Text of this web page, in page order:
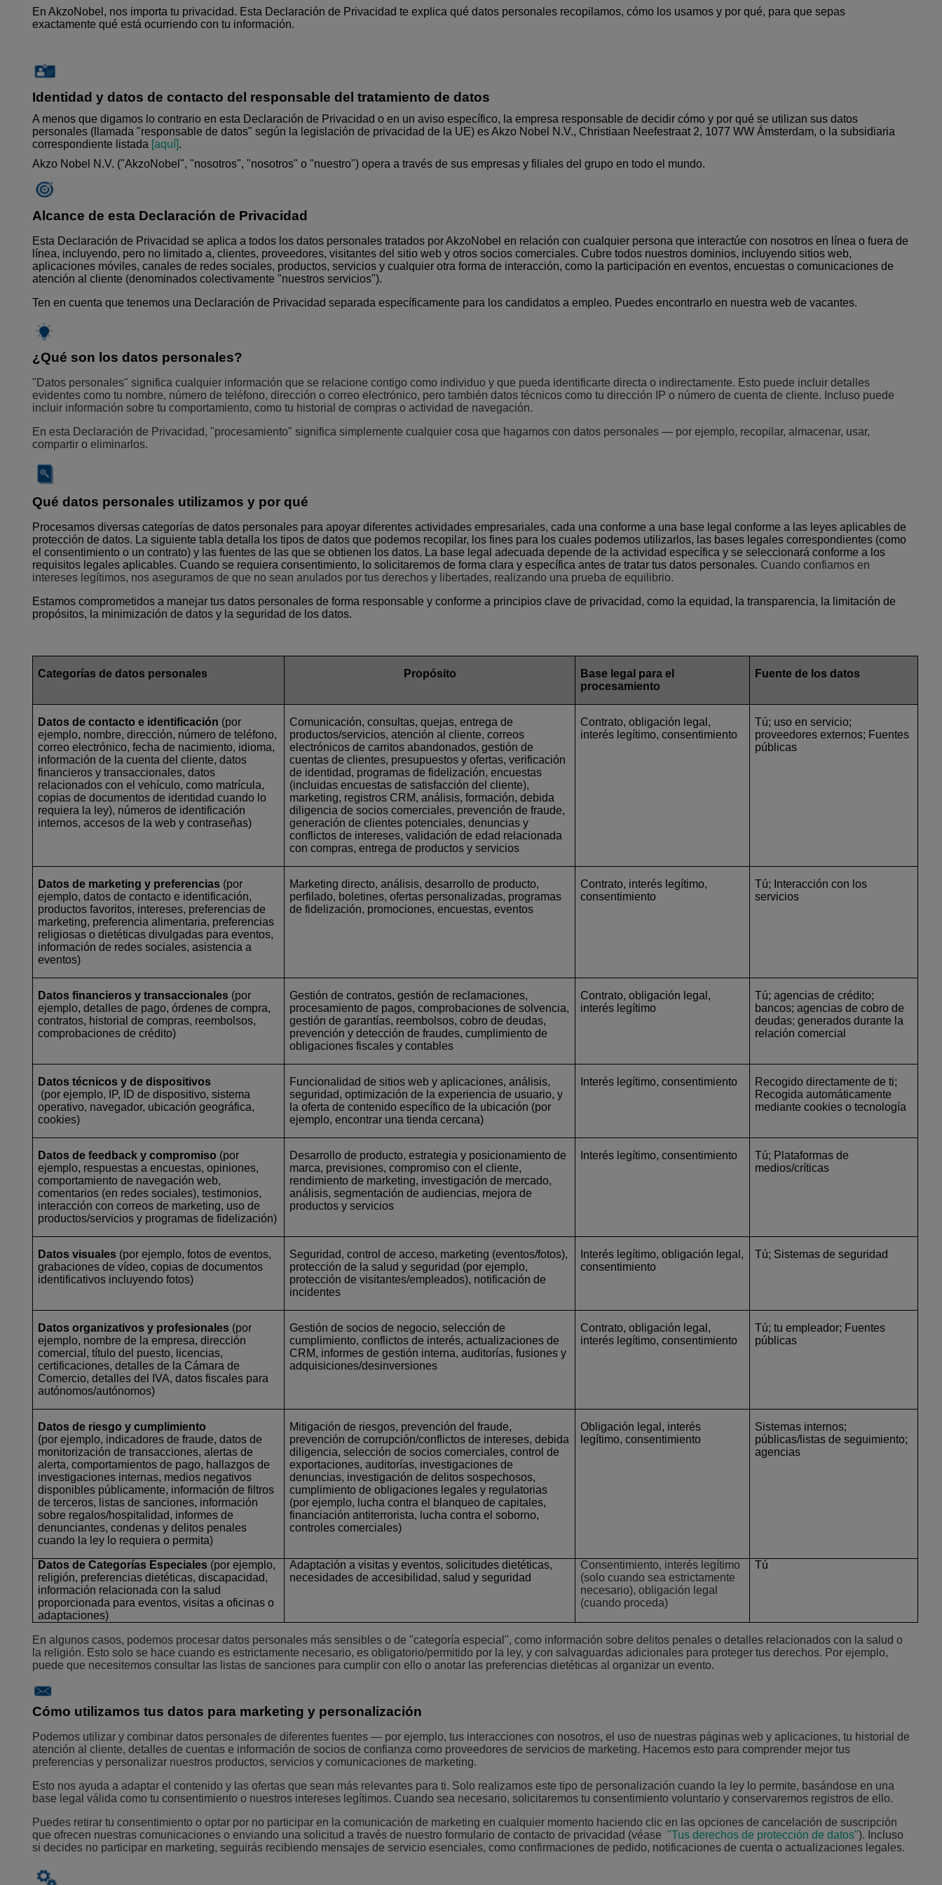
En AkzoNobel, nos importa tu privacidad. Esta Declaración de Privacidad te explica qué datos personales recopilamos, cómo los usamos y por qué, para que sepas
exactamente qué está ocurriendo con tu información.
Identidad y datos de contacto del responsable del tratamiento de datos
A menos que digamos lo contrario en esta Declaración de Privacidad o en un aviso específico, la empresa responsable de decidir cómo y por qué se utilizan sus datos
personales (llamada "responsable de datos" según la legislación de privacidad de la UE) es Akzo Nobel N.V., Christiaan Neefestraat 2, 1077 WW Ámsterdam, o la subsidiaria
correspondiente listada [aquí].
Akzo Nobel N.V. ("AkzoNobel", "nosotros", "nosotros" o "nuestro") opera a través de sus empresas y filiales del grupo en todo el mundo.
Alcance de esta Declaración de Privacidad
Esta Declaración de Privacidad se aplica a todos los datos personales tratados por AkzoNobel en relación con cualquier persona que interactúe con nosotros en línea o fuera de
línea, incluyendo, pero no limitado a, clientes, proveedores, visitantes del sitio web y otros socios comerciales. Cubre todos nuestros dominios, incluyendo sitios web,
aplicaciones móviles, canales de redes sociales, productos, servicios y cualquier otra forma de interacción, como la participación en eventos, encuestas o comunicaciones de
atención al cliente (denominados colectivamente "nuestros servicios").
Ten en cuenta que tenemos una Declaración de Privacidad separada específicamente para los candidatos a empleo. Puedes encontrarlo en nuestra web de vacantes.
¿Qué son los datos personales?
"Datos personales" significa cualquier información que se relacione contigo como individuo y que pueda identificarte directa o indirectamente. Esto puede incluir detalles
evidentes como tu nombre, número de teléfono, dirección o correo electrónico, pero también datos técnicos como tu dirección IP o número de cuenta de cliente. Incluso puede
incluir información sobre tu comportamiento, como tu historial de compras o actividad de navegación.
En esta Declaración de Privacidad, "procesamiento" significa simplemente cualquier cosa que hagamos con datos personales — por ejemplo, recopilar, almacenar, usar,
compartir o eliminarlos.
Qué datos personales utilizamos y por qué
Procesamos diversas categorías de datos personales para apoyar diferentes actividades empresariales, cada una conforme a una base legal conforme a las leyes aplicables de
protección de datos. La siguiente tabla detalla los tipos de datos que podemos recopilar, los fines para los cuales podemos utilizarlos, las bases legales correspondientes (como
el consentimiento o un contrato) y las fuentes de las que se obtienen los datos. La base legal adecuada depende de la actividad específica y se seleccionará conforme a los
requisitos legales aplicables. Cuando se requiera consentimiento, lo solicitaremos de forma clara y específica antes de tratar tus datos personales. Cuando confiamos en
intereses legítimos, nos aseguramos de que no sean anulados por tus derechos y libertades, realizando una prueba de equilibrio.
Estamos comprometidos a manejar tus datos personales de forma responsable y conforme a principios clave de privacidad, como la equidad, la transparencia, la limitación de
propósitos, la minimización de datos y la seguridad de los datos.
Categorías de datos personales Propósito
Base legal para el
procesamiento
Fuente de los datos
Datos de contacto e identificación (por
ejemplo, nombre, dirección, número de teléfono,
correo electrónico, fecha de nacimiento, idioma,
información de la cuenta del cliente, datos
financieros y transaccionales, datos
relacionados con el vehículo, como matrícula,
copias de documentos de identidad cuando lo
requiera la ley), números de identificación
internos, accesos de la web y contraseñas)
Comunicación, consultas, quejas, entrega de
productos/servicios, atención al cliente, correos
electrónicos de carritos abandonados, gestión de
cuentas de clientes, presupuestos y ofertas, verificación
de identidad, programas de fidelización, encuestas
(incluidas encuestas de satisfacción del cliente),
marketing, registros CRM, análisis, formación, debida
diligencia de socios comerciales, prevención de fraude,
generación de clientes potenciales, denuncias y
conflictos de intereses, validación de edad relacionada
con compras, entrega de productos y servicios
Contrato, obligación legal,
interés legítimo, consentimiento
Tú; uso en servicio;
proveedores externos; Fuentes
públicas
Datos de marketing y preferencias (por
ejemplo, datos de contacto e identificación,
productos favoritos, intereses, preferencias de
marketing, preferencia alimentaria, preferencias
religiosas o dietéticas divulgadas para eventos,
información de redes sociales, asistencia a
eventos)
Marketing directo, análisis, desarrollo de producto,
perfilado, boletines, ofertas personalizadas, programas
de fidelización, promociones, encuestas, eventos
Contrato, interés legítimo,
consentimiento
Tú; Interacción con los
servicios
Datos financieros y transaccionales (por
ejemplo, detalles de pago, órdenes de compra,
contratos, historial de compras, reembolsos,
comprobaciones de crédito)
Gestión de contratos, gestión de reclamaciones,
procesamiento de pagos, comprobaciones de solvencia,
gestión de garantías, reembolsos, cobro de deudas,
prevención y detección de fraudes, cumplimiento de
obligaciones fiscales y contables
Contrato, obligación legal,
interés legítimo
Tú; agencias de crédito;
bancos; agencias de cobro de
deudas;generados durante la
relación comercial
Datos técnicos y de dispositivos
(por ejemplo, IP, ID de dispositivo, sistema
operativo, navegador, ubicación geográfica,
cookies)
Funcionalidad de sitios web y aplicaciones, análisis,
seguridad, optimización de la experiencia de usuario, y
la oferta de contenido específico de la ubicación (por
ejemplo, encontrar una tienda cercana)
Interés legítimo, consentimiento
Recogido directamente de ti;
Recogida automáticamente
mediante cookies o tecnología
Datos de feedback y compromiso (por
ejemplo, respuestas a encuestas, opiniones,
comportamiento de navegación web,
comentarios (en redes sociales), testimonios,
interacción con correos de marketing, uso de
productos/servicios y programas de fidelización)
Desarrollo de producto, estrategia y posicionamiento de
marca, previsiones, compromiso con el cliente,
rendimiento de marketing, investigación de mercado,
análisis, segmentación de audiencias, mejora de
productos y servicios
Interés legítimo, consentimiento
Tú; Plataformas de
medios/críticas
Datos visuales (por ejemplo, fotos de eventos,
grabaciones de vídeo, copias de documentos
identificativos incluyendo fotos)
Seguridad, control de acceso, marketing (eventos/fotos),
protección de la salud y seguridad (por ejemplo,
protección de visitantes/empleados), notificación de
incidentes
Interés legítimo, obligación legal,
consentimiento
Tú; Sistemas de seguridad
Datos organizativos y profesionales (por
ejemplo, nombre de la empresa, dirección
comercial, título del puesto, licencias,
certificaciones, detalles de la Cámara de
Comercio, detalles del IVA, datos fiscales para
autónomos/autónomos)
Gestión de socios de negocio, selección de
cumplimiento, conflictos de interés, actualizaciones de
CRM, informes de gestión interna, auditorías, fusiones y
adquisiciones/desinversiones
Contrato, obligación legal,
interés legítimo, consentimiento
Tú; tu empleador; Fuentes
públicas
Datos de riesgo y cumplimiento
(por ejemplo, indicadores de fraude, datos de
monitorización de transacciones, alertas de
alerta, comportamientos de pago, hallazgos de
investigaciones internas, medios negativos
disponibles públicamente, información de filtros
de terceros, listas de sanciones, información
sobre regalos/hospitalidad, informes de
denunciantes, condenas y delitos penales
cuando la ley lo requiera o permita)
Mitigación de riesgos, prevención del fraude,
prevención de corrupción/conflictos de intereses, debida
diligencia, selección de socios comerciales, control de
exportaciones, auditorías, investigaciones de
denuncias, investigación de delitos sospechosos,
cumplimiento de obligaciones legales y regulatorias
(por ejemplo, lucha contra el blanqueo de capitales,
financiación antiterrorista, lucha contra el soborno,
controles comerciales)
Obligación legal, interés
legítimo, consentimiento
Sistemas internos;
públicas/listas de seguimiento;
agencias
Datos de Categorías Especiales (por ejemplo,
religión, preferencias dietéticas, discapacidad,
información relacionada con la salud
proporcionada para eventos, visitas a oficinas o
adaptaciones)
Adaptación a visitas y eventos, solicitudes dietéticas,
necesidades de accesibilidad, salud y seguridad
Consentimiento, interés legítimo
(solo cuando sea estrictamente
necesario), obligación legal
(cuando proceda)
Tú
En algunos casos, podemos procesar datos personales más sensibles o de "categoría especial", como información sobre delitos penales o detalles relacionados con la salud o
la religión. Esto solo se hace cuando es estrictamente necesario, es obligatorio/permitido por la ley, y con salvaguardas adicionales para proteger tus derechos. Por ejemplo,
puede que necesitemos consultar las listas de sanciones para cumplir con ello o anotar las preferencias dietéticas al organizar un evento.
Cómo utilizamos tus datos para marketing y personalización
Podemos utilizar y combinar datos personales de diferentes fuentes — por ejemplo, tus interacciones con nosotros, el uso de nuestras páginas web y aplicaciones, tu historial de
atención al cliente, detalles de cuentas e información de socios de confianza como proveedores de servicios de marketing. Hacemos esto para comprender mejor tus
preferencias y personalizar nuestros productos, servicios y comunicaciones de marketing.
Esto nos ayuda a adaptar el contenido y las ofertas que sean más relevantes para ti. Solo realizamos este tipo de personalización cuando la ley lo permite, basándose en una
base legal válida como tu consentimiento o nuestros intereses legítimos. Cuando sea necesario, solicitaremos tu consentimiento voluntario y conservaremos registros de ello.
Puedes retirar tu consentimiento o optar por no participar en la comunicación de marketing en cualquier momento haciendo clic en las opciones de cancelación de suscripción
que ofrecen nuestras comunicaciones o enviando una solicitud a través de nuestro formulario de contacto de privacidad (véase "Tus derechos de protección de datos"). Incluso
si decides no participar en marketing, seguirás recibiendo mensajes de servicio esenciales, como confirmaciones de pedido, notificaciones de cuenta o actualizaciones legales.